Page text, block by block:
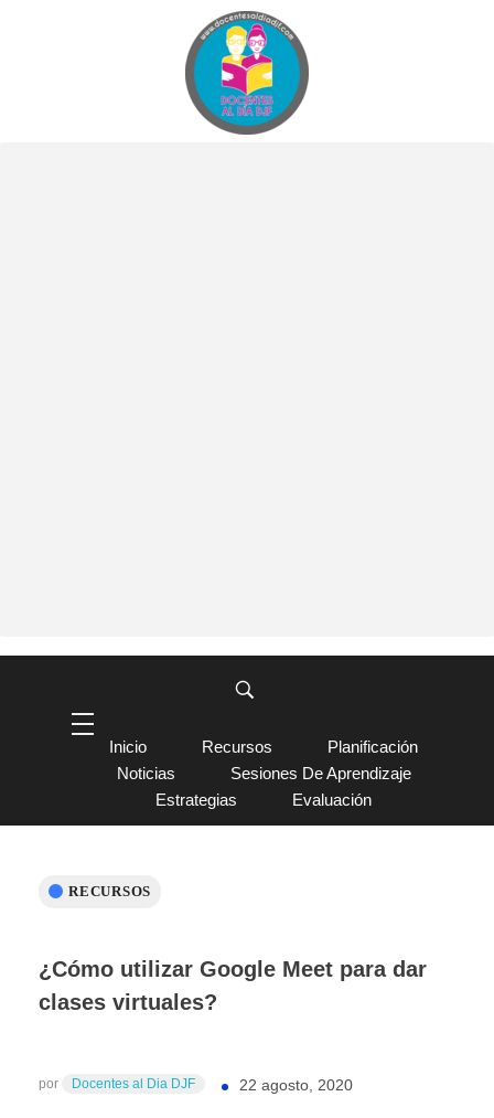
Inicio Recursos
Planificación
Noticias
Sesiones De Aprendizaje
Estrategias
Evaluación
¿Cómo utilizar Google Meet para dar
clases virtuales?
22 agosto, 2020
por Docentes al Dia DJF
RECURSOS